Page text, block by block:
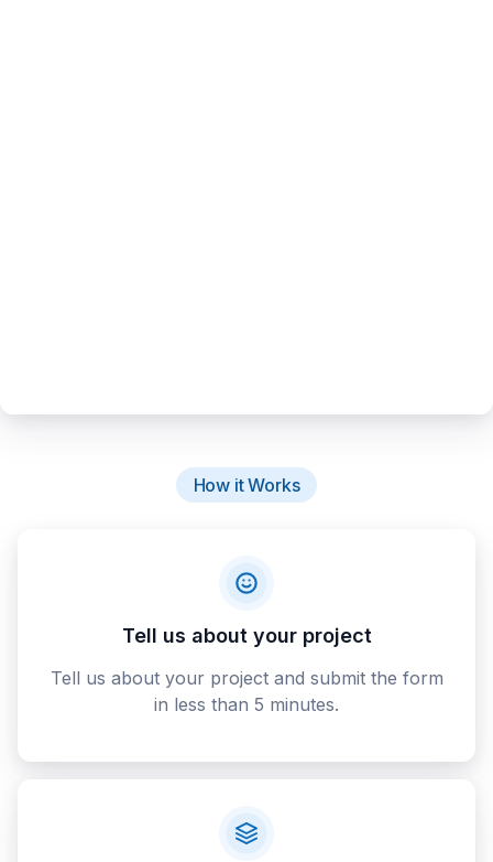
How it Works
Tell us about your project
Tell us about your project and submit the form
in less than 5 minutes.